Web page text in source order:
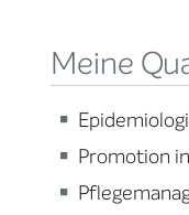
Meine
Promotion